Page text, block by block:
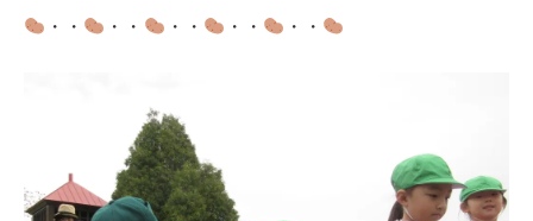
・・ ・・ ・・ ・・ ・・